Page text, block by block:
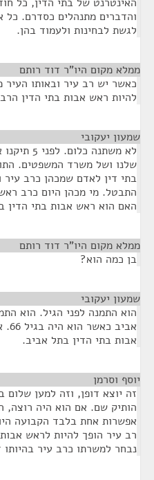
והדברים מתנהלים כסדרם. כל
לגשת לבחינות ולעמוד בהן.
ממלא מקום היו"ר דוד רותם
כאשר יש רב עיר ובאותו העיר
להיות ראש אבות בתי הדין
שמעון יעקובי
לא משתנה
שלנו ושל משרד המשפטים.
בתי דין לאדם שמכהן כרב עיר
התבטל. מי מכהן היום כרב
האם הוא ראש אבות בתי הדין
ממלא מקום היו"ר דוד רותם
בן כמה הוא?
שמעון יעקובי
הוא התמנה לפני הגיל. הוא
אבות בתי הדין בתל אביב.
יוסף וסרמן
זה יוצא דופן, וזה למען
הותיק שם. אם הוא היה רוצה,
אפשרות אחת בלבד הקבועה
רב עיר הופך להיות לראש
נבחר למשרתו כרב עיר בהיותו